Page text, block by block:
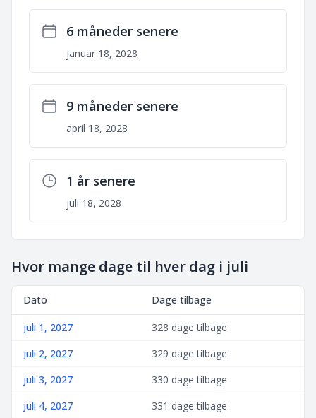
6 måneder senere
januar 18, 2028
9 måneder senere
april 18, 2028
1 år senere
juli 18, 2028
Hvor mange dage til hver dag i juli
Dato Dage tilbage
juli 1, 2027
328 dage tilbage
juli 2, 2027
329 dage tilbage
juli 3, 2027
330 dage tilbage
juli 4, 2027
331 dage tilbage